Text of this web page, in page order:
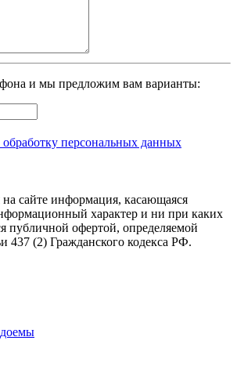
и мы предложим вам варианты:
обработку персональных данных
на сайте информация, касающаяся
характер и ни при каких
публичной офертой, определяемой
437 (2) Гражданского кодекса РФ.